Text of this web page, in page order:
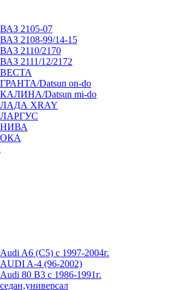
ВАЗ 2105-07
ВАЗ 2108-99/14-15
ВАЗ 2110/2170
ВАЗ 2111/12/2172
ВЕСТА
ГРАНТА/Datsun on-do
КАЛИНА/Datsun mi-do
ЛАДА XRAY
ЛАРГУС
НИВА
ОКА
Audi A6 (C5) с 1997-2004г.
AUDI A-4 (96-2002)
Audi 80 В3 с 1986-1991г.
седан,универсал